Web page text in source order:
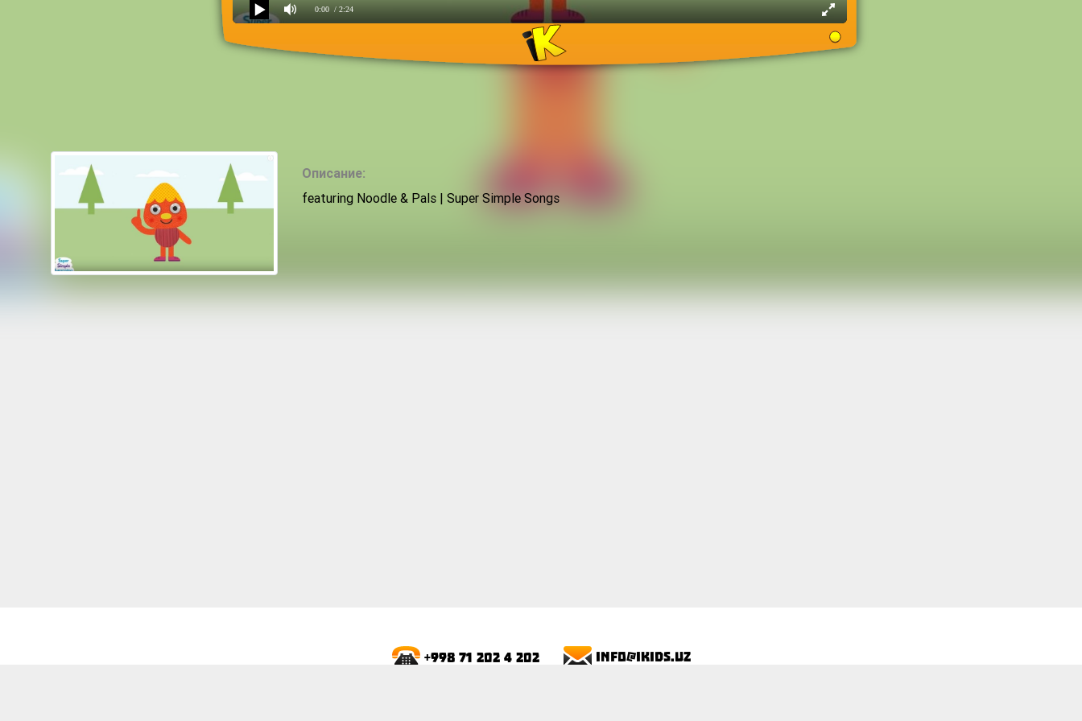
0:00 / 2:24
Описание:
featuring Noodle & Pals | Super Simple Songs
+998 71 202 4 202 info@ikids.uz